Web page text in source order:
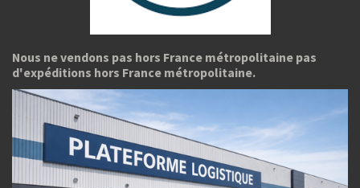
Nous ne vendons pas hors France métropolitaine pas
d'expéditions hors France métropolitaine.